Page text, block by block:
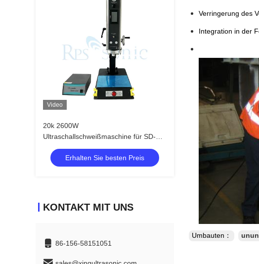
Video
20k 2600W
Ultraschallschweißmaschine für SD-
Karten
Erhalten Sie besten Preis
KONTAKT MIT UNS
86-156-58151051
Verringerung des
Integration in der
Umbauten：